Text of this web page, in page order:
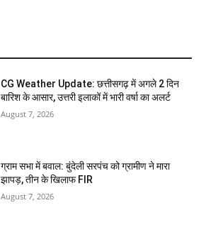
CG Weather Update: छत्तीसगढ़ में अगले 2 दिन
बारिश के आसार, उत्तरी इलाकों में भारी वर्षा का अलर्ट
August 7, 2026
ग्राम सभा में बवाल: बुंदेली सरपंच को ग्रामीण ने मारा
झापड़, तीन के खिलाफ FIR
August 7, 2026